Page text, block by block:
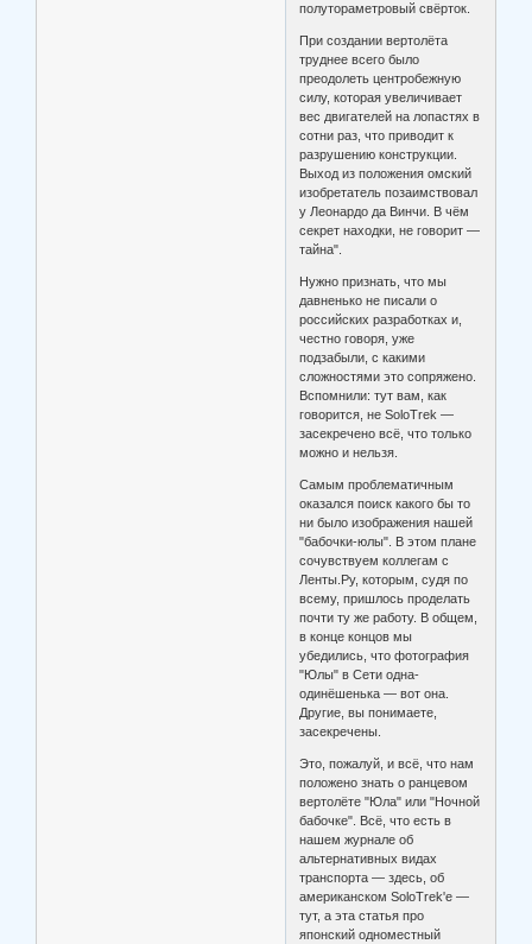
полутораметровый свёрток.
При создании вертолёта
труднее всего было
преодолеть центробежную
силу, которая увеличивает
вес двигателей на лопастях в
сотни раз, что приводит к
разрушению конструкции.
Выход из положения омский
изобретатель позаимствовал
у Леонардо да Винчи. В чём
секрет находки, не говорит —
тайна".
Нужно признать, что мы
давненько не писали о
российских разработках и,
честно говоря, уже
подзабыли, с какими
сложностями это сопряжено.
Вспомнили: тут вам, как
говорится, не SoloTrek —
засекречено всё, что только
можно и нельзя.
Самым проблематичным
оказался поиск какого бы то
ни было изображения нашей
"бабочки-юлы". В этом плане
сочувствуем коллегам с
Ленты.Ру, которым, судя по
всему, пришлось проделать
почти ту же работу. В общем,
в конце концов мы
убедились, что фотография
"Юлы" в Сети одна-
одинёшенька — вот она.
Другие, вы понимаете,
засекречены.
Это, пожалуй, и всё, что нам
положено знать о ранцевом
вертолёте "Юла" или "Ночной
бабочке". Всё, что есть в
нашем журнале об
альтернативных видах
транспорта — здесь, об
американском SoloTrek'е —
тут, а эта статья про
японский одноместный